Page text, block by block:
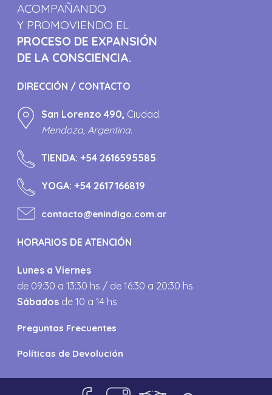
ACOMPAÑANDO
Y PROMOVIENDO EL
PROCESO DE EXPANSIÓN
DE LA CONSCIENCIA.
DIRECCIÓN / CONTACTO
San Lorenzo 490, Ciudad.
Mendoza, Argentina.
TIENDA:+54 2616595585
YOGA:+54 2617166819
contacto@enindigo.com.ar
HORARIOS DE ATENCIÓN
Lunes a Viernes
de 09:30 a 13:30 hs / de 16:30 a 20:30 hs
Sábados de 10 a 14 hs
Preguntas Frecuentes
Políticas de Devolución